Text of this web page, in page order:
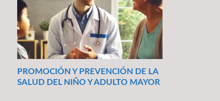
PROMOCIÓN Y PREVENCIÓN DE LA
SALUD DEL NIÑO Y ADULTO MAYOR